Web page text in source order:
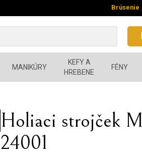
Brúsenie
MANIKÚRY
KEFY A
HREBENE
FÉNY
Holiaci strojček
24001